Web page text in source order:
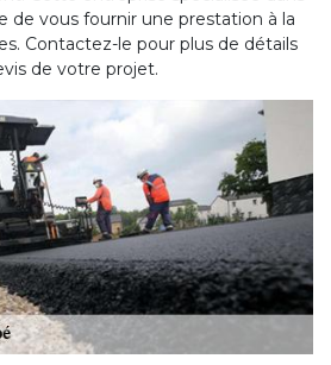
de vous fournir une prestation à la
Contactez-le pour plus de détails
de votre projet.